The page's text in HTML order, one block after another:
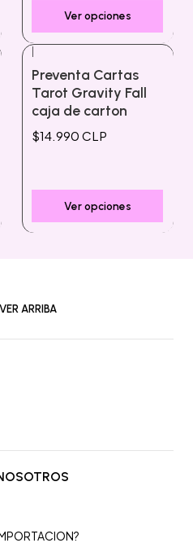
Ver opciones
|
Preventa Cartas
Tarot Gravity Fall
caja de carton
$14.990 CLP
Ver opciones
ARRIBA